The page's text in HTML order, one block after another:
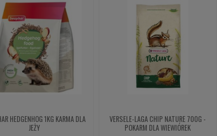
HEDGENHOG 1KG KARMA DLA
JEŻY
VERSELE-LAGA CHIP NATURE 700G -
POKARM DLA WIEWIÓREK